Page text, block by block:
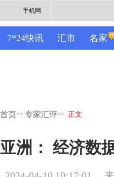
手机网
7*24快讯 汇市 名家
首页>> 专家汇评>> 正文
亚洲： 经济数